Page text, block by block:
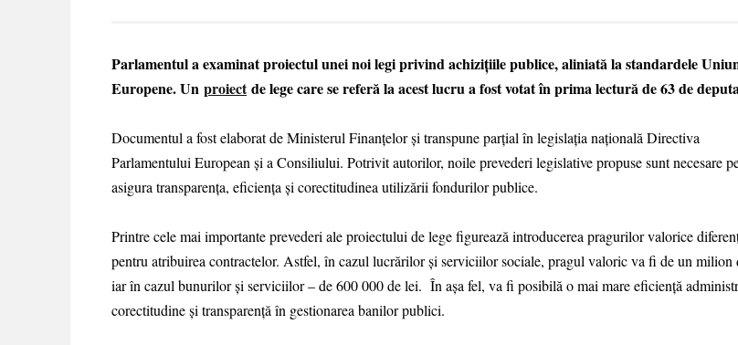
Parlamentul a examinat proiectul unei noi legi privind achizițiile publice, aliniată la standardele
Europene. Un proiectde lege care se referă la acest lucru a fost votat în prima lectură de 63 de
Documentul a fost elaborat de Ministerul Finanțelor și transpune parțial în legislația națională Directiva
Parlamentului European și a Consiliului. Potrivit autorilor, noile prevederi legislative propuse sunt necesare
asigura transparența, eficiența și corectitudinea utilizării fondurilor publice.
Printre cele mai importante prevederi ale proiectului de lege figurează introducerea pragurilor valorice
pentru atribuirea contractelor. Astfel, în cazul lucrărilor și serviciilor sociale, pragul valoric va fi de un milion
iar în cazul bunurilor și serviciilor – de 600 000 de lei. În așa fel, va fi posibilă o mai mare eficiență
corectitudine și transparență în gestionarea banilor publici.